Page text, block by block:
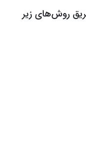
روش‌های زیر